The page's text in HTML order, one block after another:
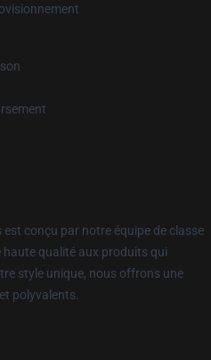
conçu par notre équipe de classe
qualité aux produits qui
style unique, nous offrons une
polyvalents.